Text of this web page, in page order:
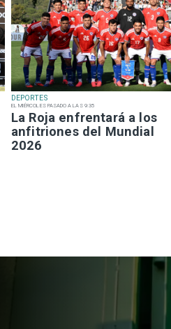
DEPORTES
EL MIÉRCOLES PASADO A LAS 9:35
La Roja enfrentará a los
anfitriones del Mundial
2026